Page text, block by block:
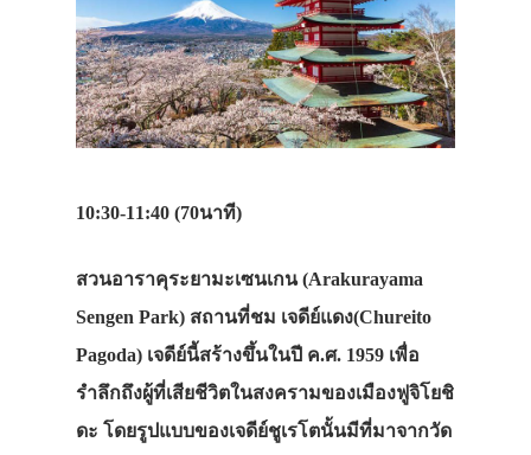
10:30-11:40 (70นาที)
สวนอาราคุระยามะเซนเกน (Arakurayama
Sengen Park) สถานที่ชม เจดีย์แดง(Chureito
Pagoda) เจดีย์นี้สร้างขึ้นในปี ค.ศ. 1959 เพื่อ
รำลึกถึงผู้ที่เสียชีวิตในสงครามของเมืองฟูจิโยชิ
ดะ โดยรูปแบบของเจดีย์ชูเรโตนั้นมีที่มาจากวัด